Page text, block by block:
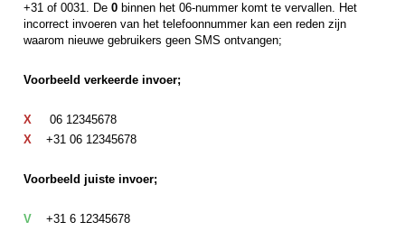
+31 of 0031. De 0 binnen het 06-nummer komt te vervallen. Het
incorrect invoeren van het telefoonnummer kan een reden zijn
waarom nieuwe gebruikers geen SMS ontvangen;
Voorbeeld verkeerde invoer;
X 06 12345678
X +31 06 12345678
Voorbeeld juiste invoer;
V
+31 6 12345678